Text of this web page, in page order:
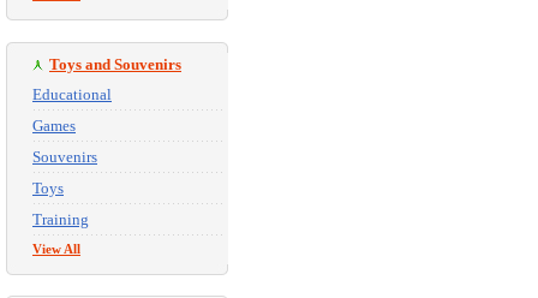
Toys and Souvenirs
Educational
Games
Souvenirs
Toys
Training
View All